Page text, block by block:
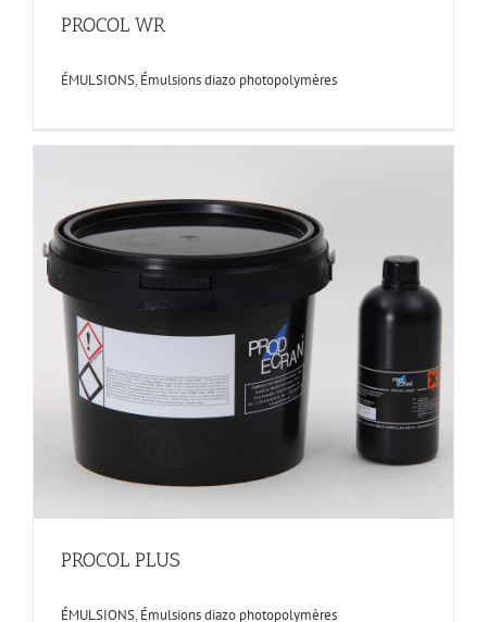
PROCOL WR
ÉMULSIONS, Émulsions diazo photopolymères
PROCOL PLUS
ÉMULSIONS, Émulsions diazo photopolymères